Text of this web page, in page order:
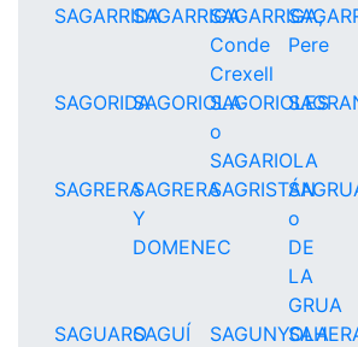
SAGARRIDASAGARRIGASAGARRIGA,
Conde
Crexell
Pere
SAGORIDASAGORIOLASAGORIOLES
o
SAGARIOLA
SAGRERASAGRERA
Y
DOMENEC
SAGRISTÁN
o
DE
LA
GRUA
SAGUAROSAGUÍ SAGUNYOLA